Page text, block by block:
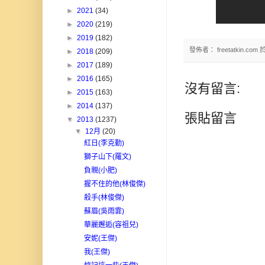
發佈者： freetatkin.com 於
沒有留言:
張貼留言
► 2021 (34)
► 2020 (219)
► 2019 (182)
► 2018 (209)
► 2017 (189)
► 2016 (165)
► 2015 (163)
► 2014 (137)
▼ 2013 (1237)
▼ 12月(20)
紅日(李克勤)
獅子山下(羅文)
負親(小肥)
握不住的他(林俊傑)
殺手(林俊傑)
蘇眉(吳雨霏)
華麗邂逅(容祖兒)
安妮(王傑)
我(王傑)